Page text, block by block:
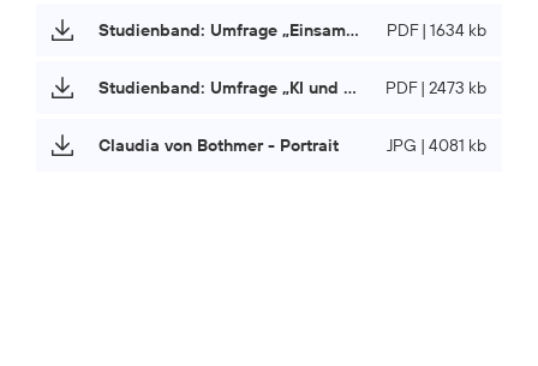
Studienband: Umfrage „Einsamkeit und Weihnachten“ PDF | 1634 kb
Studienband: Umfrage „KI und Einsamkeit“ PDF | 2473 kb
Claudia von Bothmer - Portrait JPG | 4081 kb